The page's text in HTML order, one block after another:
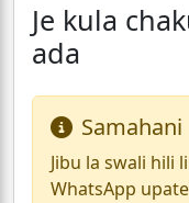
Je kula
ada
Samahani
Jibu la swali hili
WhatsApp